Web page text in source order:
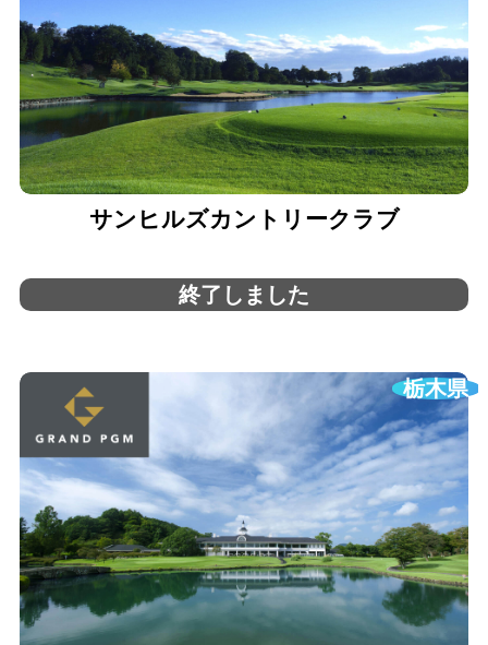
サンヒルズカントリークラブ
終了しました
栃木県